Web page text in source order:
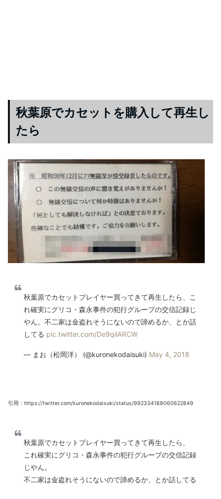
秋葉原でカセットを購入して再生し
たら
秋葉原でカセットプレイヤー買ってきて再生したら、こ
れ確実にグリコ・森永事件の犯行グループの交信記録じ
やん。不二家は金盗れそうにないので諦めるか、とか話
してる pic.twitter.com/De9qilARCW
— まお（松岡洋） (@kuronekodaisuki) May 4, 2018
引用：https://twitter.com/kuronekodaisuki/status/992334188060622849
秋葉原でカセットプレイヤー買ってきて再生したら、
これ確実にグリコ・森永事件の犯行グループの交信記録
じやん。
不二家は金盗れそうにないので諦めるか、とか話してる